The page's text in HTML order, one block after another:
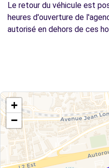
Le retour du véhicule est
heures d'ouverture de
autorisé en dehors de ces
+
−